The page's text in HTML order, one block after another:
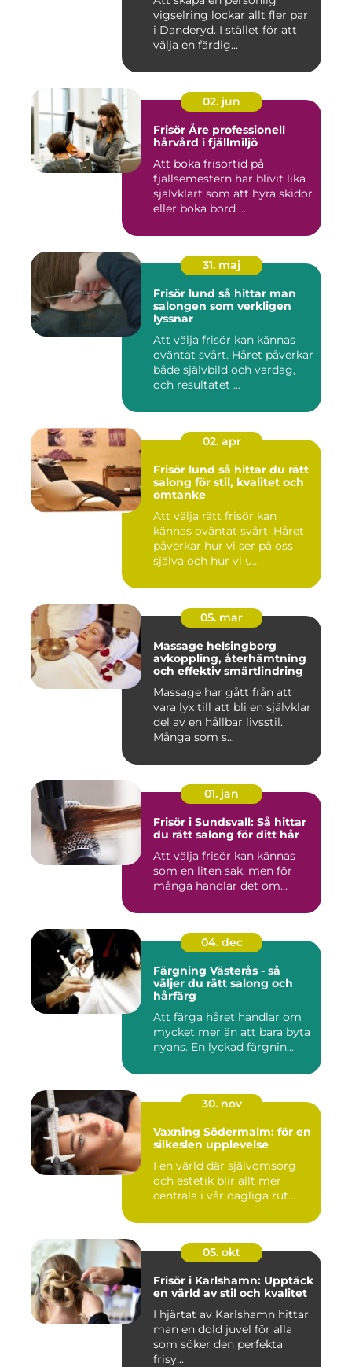
vigselring lockar allt fler par
i Danderyd. I stället för att
välja en färdig...
02. jun
Frisör Åre professionell
hårvård i fjällmiljö
Att boka frisörtid på
fjällsemestern har blivit lika
självklart som att hyra skidor
eller boka bord ...
31. maj
Frisör lund så hittar man
salongen som verkligen
lyssnar
Att välja frisör kan kännas
oväntat svårt. Håret påverkar
både självbild och vardag,
och resultatet ...
02. apr
Frisör lund så hittar du rätt
salong för stil, kvalitet och
omtanke
Att välja rätt frisör kan
kännas oväntat svårt. Håret
påverkar hur vi ser på oss
själva och hur vi u...
05. mar
Massage helsingborg
avkoppling, återhämtning
och effektiv smärtlindring
Massage har gått från att
vara lyx till att bli en självklar
del av en hållbar livsstil.
Många som s...
01. jan
Frisör i Sundsvall: Så hittar
du rätt salong för ditt hår
Att välja frisör kan kännas
som en liten sak, men för
många handlar det om...
04. dec
Färgning Västerås - så
väljer du rätt salong och
hårfärg
Att färga håret handlar om
mycket mer än att bara byta
nyans. En lyckad färgnin...
30. nov
Vaxning Södermalm: för en
silkeslen upplevelse
I en värld där självomsorg
och estetik blir allt mer
centrala i vår dagliga rut...
05. okt
Frisör i Karlshamn: Upptäck
en värld av stil och kvalitet
I hjärtat av Karlshamn hittar
man en dold juvel för alla
som söker den perfekta
frisy...